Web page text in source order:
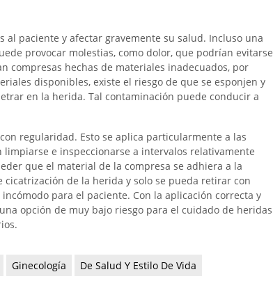
al paciente y afectar gravemente su salud. Incluso una
provocar molestias, como dolor, que podrían evitarse
compresas hechas de materiales inadecuados, por
disponibles, existe el riesgo de que se esponjen y
en la herida. Tal contaminación puede conducir a
regularidad. Esto se aplica particularmente a las
e inspeccionarse a intervalos relativamente
que el material de la compresa se adhiera a la
cicatrización de la herida y solo se pueda retirar con
para el paciente. Con la aplicación correcta y
opción de muy bajo riesgo para el cuidado de heridas
Ginecología De Salud Y Estilo De Vida